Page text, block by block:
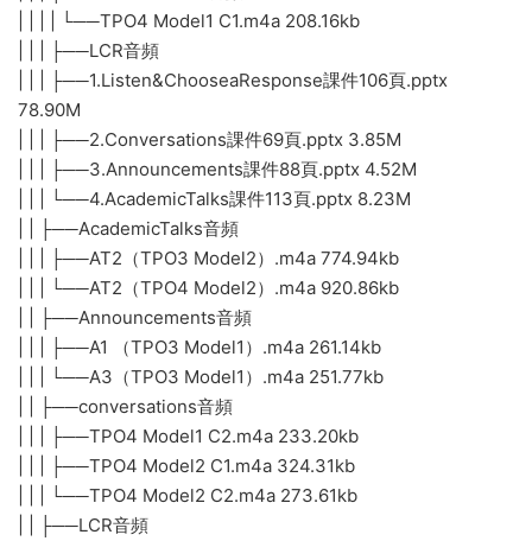
| | | | └──TPO4 Model1 C1.m4a 208.16kb
| | | ├──LCR音頻
| | | ├──1.Listen&ChooseaResponse課件106頁.pptx
78.90M
| | | ├──2.Conversations課件69頁.pptx 3.85M
| | | ├──3.Announcements課件88頁.pptx 4.52M
| | | └──4.AcademicTalks課件113頁.pptx 8.23M
| | ├──AcademicTalks音頻
| | | ├──AT2（TPO3 Model2）.m4a 774.94kb
| | | └──AT2（TPO4 Model2）.m4a 920.86kb
| | ├──Announcements音頻
| | | ├──A1 （TPO3 Model1）.m4a 261.14kb
| | | └──A3（TPO3 Model1）.m4a 251.77kb
| | ├──conversations音頻
| | | ├──TPO4 Model1 C2.m4a 233.20kb
| | | ├──TPO4 Model2 C1.m4a 324.31kb
| | | └──TPO4 Model2 C2.m4a 273.61kb
| | ├──LCR音頻